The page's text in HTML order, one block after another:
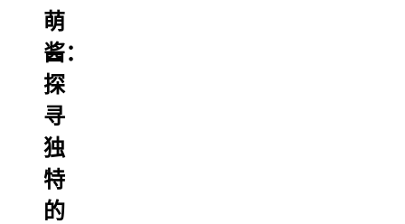
萌
酱：
探
寻
独
特
的